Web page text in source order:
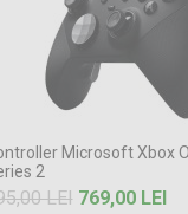
Microsoft Xbox
2
LEI 769,00 LEI